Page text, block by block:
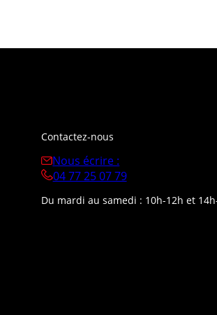
Contactez-nous
Nous écrire :
04 77 25 07 79
Du mardi au samedi : 10h-12h et